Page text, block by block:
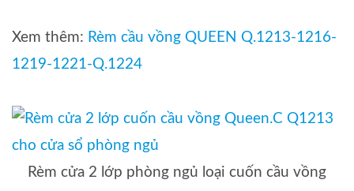
Xem thêm: Rèm cầu vồng QUEEN Q.1213-1216-
1219-1221-Q.1224
Rèm cửa 2 lớp phòng ngủ loại cuốn cầu vồng